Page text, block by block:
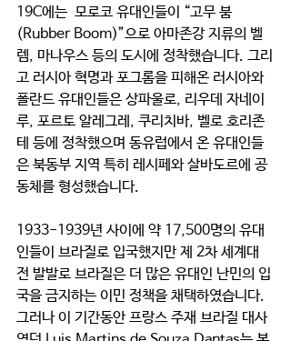
19C에는  모로코 유대인들이 “고무 붐
(Rubber Boom)”으로 아마존강 지류의 벨
렘, 마나우스 등의 도시에 정착했습니다. 그리
고 러시아 혁명과 포그롬을 피해온 러시아와
폴란드 유대인들은 상파울로, 리우데 자네이
루, 포르토 알레그레, 쿠리치바, 벨로 호리존
테 등에 정착했으며 동유럽에서 온 유대인들
은 북동부 지역 특히 레시페와 살바도르에 공
동체를 형성했습니다.
1933-1939년 사이에 약 17,500명의 유대
인들이 브라질로 입국했지만 제 2차 세계대
전 발발로 브라질은 더 많은 유대인 난민의 입
국을 금지하는 이민 정책을 채택하였습니다.
그러나 이 기간동안 프랑스 주재 브라질 대사